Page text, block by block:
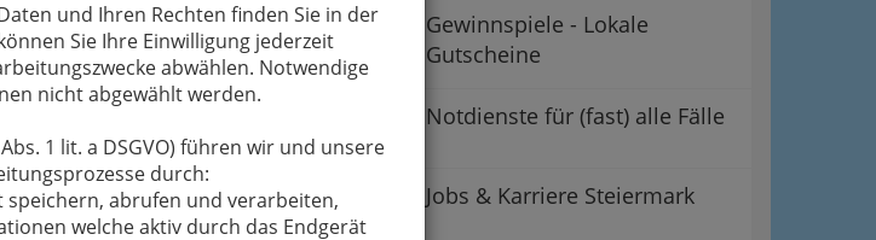
und Ihren Rechten finden Sie in der
Sie Ihre Einwilligung jederzeit
abwählen. Notwendige
nicht abgewählt werden.
1 lit. a DSGVO) führen wir und unsere
durch:
abrufen und verarbeiten,
welche aktiv durch das Endgerät
nach dem Absenden
Gewinnspiele - Lokale
Gutscheine
Notdienste für (fast) alle Fälle
Jobs & Karriere Steiermark